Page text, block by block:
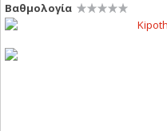
Βαθμολογία